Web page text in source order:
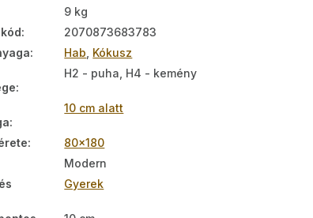
9 kg
:
2070873683783
: Hab Kókusz
:
H2 - puha, H4 - kemény
:
10 cm alatt
:
80x180
Modern
Gyerek